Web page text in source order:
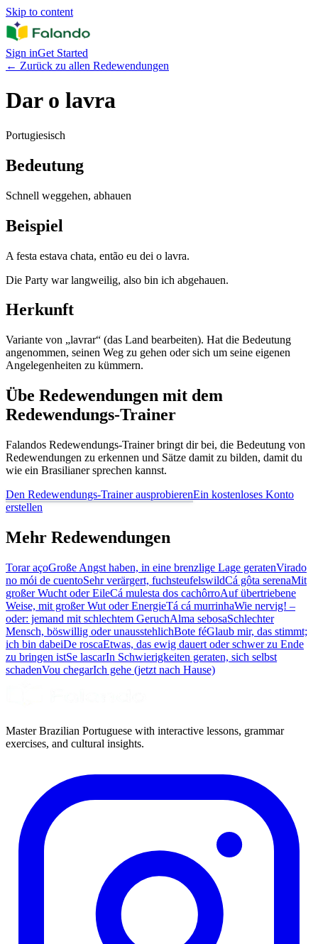
Skip to content
Sign inGet Started
← Zurück zu allen Redewendungen
Dar o lavra
Portugiesisch
Bedeutung
Schnell weggehen, abhauen
Beispiel
A festa estava chata, então eu dei o lavra.
Die Party war langweilig, also bin ich abgehauen.
Herkunft
Variante von „lavrar“ (das Land bearbeiten). Hat die Bedeutung
angenommen, seinen Weg zu gehen oder sich um seine eigenen
Angelegenheiten zu kümmern.
Übe Redewendungen mit dem
Redewendungs-Trainer
Falandos Redewendungs-Trainer bringt dir bei, die Bedeutung von
Redewendungen zu erkennen und Sätze damit zu bilden, damit du
wie ein Brasilianer sprechen kannst.
Den Redewendungs-Trainer ausprobierenEin kostenloses Konto
erstellen
Mehr Redewendungen
Torar açoGroße Angst haben, in eine brenzlige Lage geratenVirado
no mói de cuentoSehr verärgert, fuchsteufelswildCá gôta serenaMit
großer Wucht oder EileCá mulesta dos cachôrroAuf übertriebene
Weise, mit großer Wut oder EnergieTá cá murrinhaWie nervig! –
oder: jemand mit schlechtem GeruchAlma sebosaSchlechter
Mensch, böswillig oder unausstehlichBote féGlaub mir, das stimmt;
ich bin dabeiDe roscaEtwas, das ewig dauert oder schwer zu Ende
zu bringen istSe lascarIn Schwierigkeiten geraten, sich selbst
schadenVou chegarIch gehe (jetzt nach Hause)
Master Brazilian Portuguese with interactive lessons, grammar
exercises, and cultural insights.